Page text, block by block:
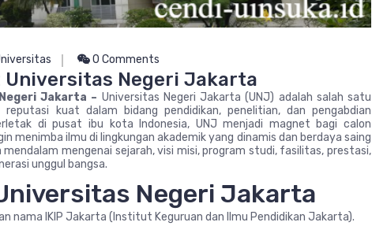
0 Comments
Universitas Negeri Jakarta
Jakarta – Universitas Negeri Jakarta (UNJ) adalah salah satu
kuat dalam bidang pendidikan, penelitian, dan pengabdian
di pusat ibu kota Indonesia, UNJ menjadi magnet bagi calon
menimba ilmu di lingkungan akademik yang dinamis dan berdaya saing
mengenai sejarah, visi misi, program studi, fasilitas, prestasi,
unggul bangsa.
Negeri Jakarta
nama IKIP Jakarta (Institut Keguruan dan Ilmu Pendidikan Jakarta).